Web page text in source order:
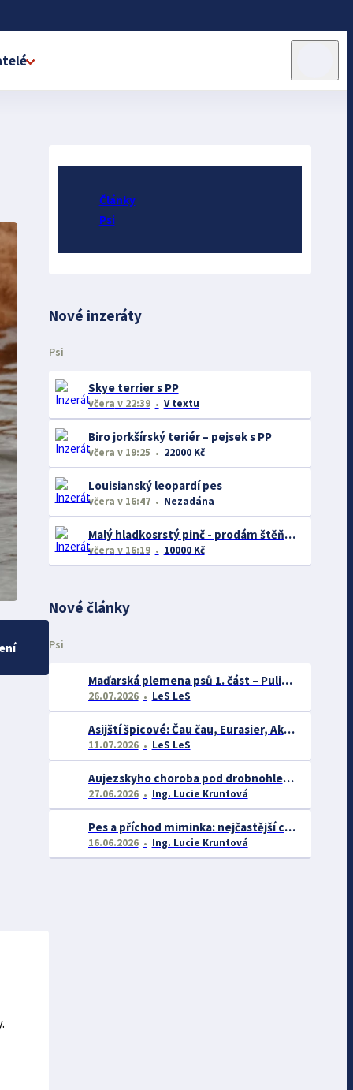
Články
Psi
Nové inzeráty
Psi
Skye terrier s PP
včera v 22:39 V textu
Biro jorkšírský teriér – pejsek s PP
včera v 19:25 22000 Kč
Louisianský leopardí pes
včera v 16:47 Nezadána
Malý hladkosrstý pinč - prodám štěňátka bez pp
včera v 16:19 10000 Kč
Nové články
Psi
Maďarská plemena psů 1. část – Puli, Komondor
26.07.2026 LeS LeS
Asijští špicové: Čau čau, Eurasier, Akita inu a další
11.07.2026 LeS LeS
Aujezskyho choroba pod drobnohledem: proč se o ní nyní mluví více než dříve
27.06.2026 Ing. Lucie Kruntová
Pes a příchod miminka: nejčastější chyby majitelů a jak se jim vyhnout
16.06.2026 Ing. Lucie Kruntová